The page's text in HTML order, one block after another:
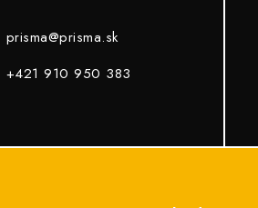
prisma@prisma.sk
+421 910 950 383